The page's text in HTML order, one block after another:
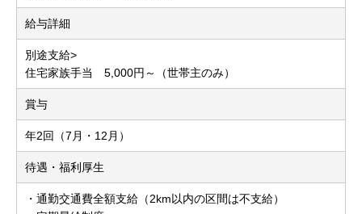
給与詳細
別途支給>
住宅家族手当 5,000円～（世帯主のみ）
賞与
年2回（7月・12月）
待遇・福利厚生
・通勤交通費全額支給（2km以内の区間は不支給）